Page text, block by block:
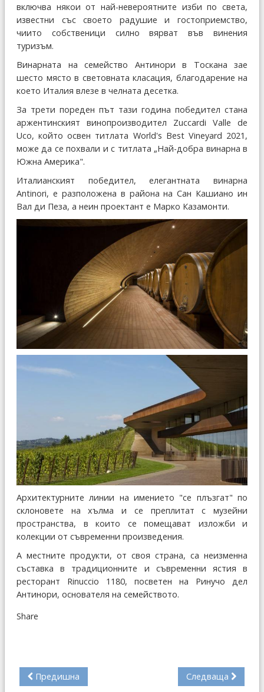
включва някои от най-невероятните изби по света,
известни със своето радушие и гостоприемство,
чиито собственици силно вярват във винения
туризъм.
Винарната на семейство Антинори в Тоскана зае
шесто място в световната класация, благодарение на
което Италия влезе в челната десетка.
За трети пореден път тази година победител стана
аржентинският винопроизводител Zuccardi Valle de
Uco, който освен титлата World's Best Vineyard 2021,
може да се похвали и с титлата „Най-добра винарна в
Южна Америка".
Италианският победител, елегантната винарна
Antinori, е разположена в района на Сан Кашиано ин
Вал ди Пеза, а неин проектант е Марко Казамонти.
Архитектурните линии на имението "се плъзгат" по
склоновете на хълма и се преплитат с музейни
пространства, в които се помещават изложби и
колекции от съвременни произведения.
А местните продукти, от своя страна, са неизменна
съставка в традиционните и съвременни ястия в
ресторант Rinuccio 1180, посветен на Ринучо дел
Антинори, основателя на семейството.
Share
Предишна Следваща